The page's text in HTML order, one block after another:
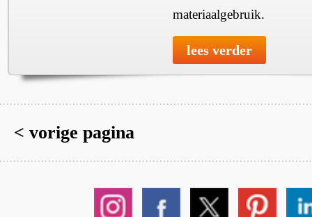
materiaalgebruik.
lees verder
< vorige pagina